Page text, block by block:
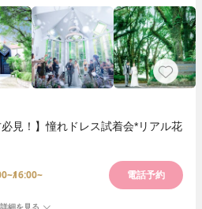
必見！】憧れドレス試着会*リアル花
16:00~ 電話予約
詳細を見る